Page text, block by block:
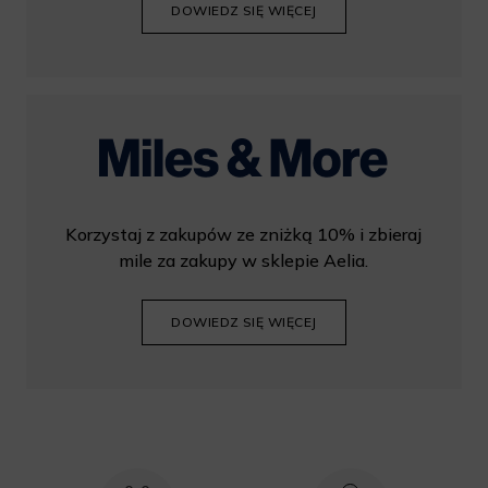
DOWIEDZ SIĘ WIĘCEJ
Korzystaj z zakupów ze zniżką 10% i zbieraj
mile za zakupy w sklepie Aelia.
DOWIEDZ SIĘ WIĘCEJ